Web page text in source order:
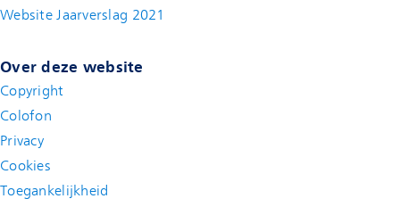
Website Jaarverslag 2021
Over deze website
Copyright
Colofon
Privacy
Cookies
Toegankelijkheid